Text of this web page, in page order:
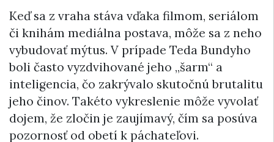
Keď sa z vraha stáva vďaka filmom, seriálom
či knihám mediálna postava, môže sa z neho
vybudovať mýtus. V prípade Teda Bundyho
boli často vyzdvihované jeho „šarm“ a
inteligencia, čo zakrývalo skutočnú brutalitu
jeho činov. Takéto vykreslenie môže vyvolať
dojem, že zločin je zaujímavý, čím sa posúva
pozornosť od obetí k páchateľovi.